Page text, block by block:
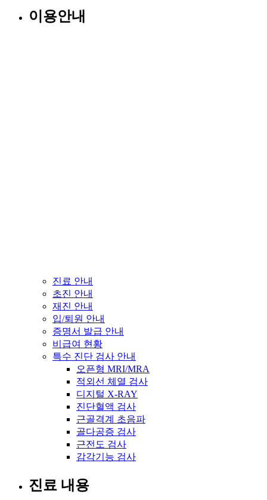
이용안내
진료 안내
초진 안내
재진 안내
입/퇴원 안내
증명서 발급 안내
비급여 현황
특수 진단 검사 안내
오픈형 MRI/MRA
적외선 체열 검사
디지털 X-RAY
진단혈액 검사
근골격계 초음파
골다공증 검사
근전도 검사
감각기능 검사
진료 내용